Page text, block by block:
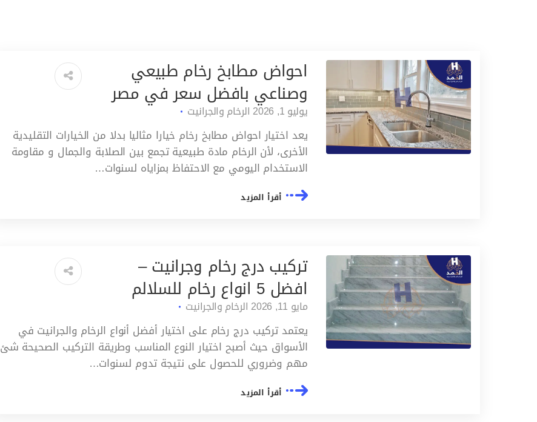
احواض مطابخ رخام طبيعي
وصناعي بافضل سعر في مصر
يوليو 1, 2026 الرخام والجرانيت
يعد اختيار احواض مطابخ رخام خيارا مثاليا بدلا من الخيارات التقليدية
الأخرى، لأن الرخام مادة طبيعية تجمع بين الصلابة والجمال و مقاومة
الاستخدام اليومي مع الاحتفاظ بمزاياه لسنوات…
أقرأ المزيد
تركيب درج رخام وجرانيت –
افضل 5 انواع رخام للسلالم
مايو 11, 2026 الرخام والجرانيت
يعتمد تركيب درج رخام على اختيار أفضل أنواع الرخام والجرانيت في
الأسواق حيث أصبح اختيار النوع المناسب وطريقة التركيب الصحيحة شئ
مهم وضروري للحصول على نتيجة تدوم لسنوات…
أقرأ المزيد